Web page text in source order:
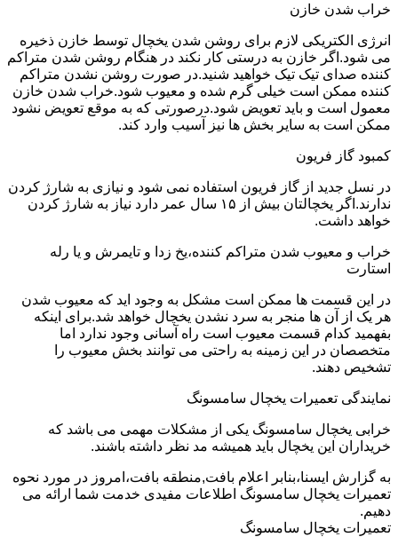
خراب شدن خازن
انرژی الکتریکی لازم برای روشن شدن یخچال توسط خازن ذخیره
می شود.اگر خازن به درستی کار نکند در هنگام روشن شدن متراکم
کننده صدای تیک تیک خواهید شنید.در صورت روشن نشدن متراکم
کننده ممکن است خیلی گرم شده و معیوب شود.خراب شدن خازن
معمول است و باید تعویض شود.درصورتی که به موقع تعویض نشود
ممکن است به سایر بخش ها نیز آسیب وارد کند.
کمبود گاز فریون
در نسل جدید از گاز فریون استفاده نمی شود و نیازی به شارژ کردن
ندارند.اگر یخچالتان بیش از ۱۵ سال عمر دارد نیاز به شارژ کردن
خواهد داشت.
خراب و معیوب شدن متراکم کننده،یخ زدا و تایمرش و یا رله
استارت
در این قسمت ها ممکن است مشکل به وجود اید که معیوب شدن
هر یک از آن ها منجر به سرد نشدن یخچال خواهد شد.برای اینکه
بفهمید کدام قسمت معیوب است راه آسانی وجود ندارد اما
متخصصان در این زمینه به راحتی می توانند بخش معیوب را
تشخیص دهند.
نمایندگی تعمیرات یخچال سامسونگ
خرابی یخچال سامسونگ یکی از مشکلات مهمی می باشد که
خریداران این یخچال باید همیشه مد نظر داشته باشند.
به گزارش ایسنا،بنابر اعلام بافت,منطقه بافت،امروز در مورد نحوه
تعمیرات یخچال سامسونگ اطلاعات مفیدی خدمت شما ارائه می
دهیم.
تعمیرات یخچال سامسونگ